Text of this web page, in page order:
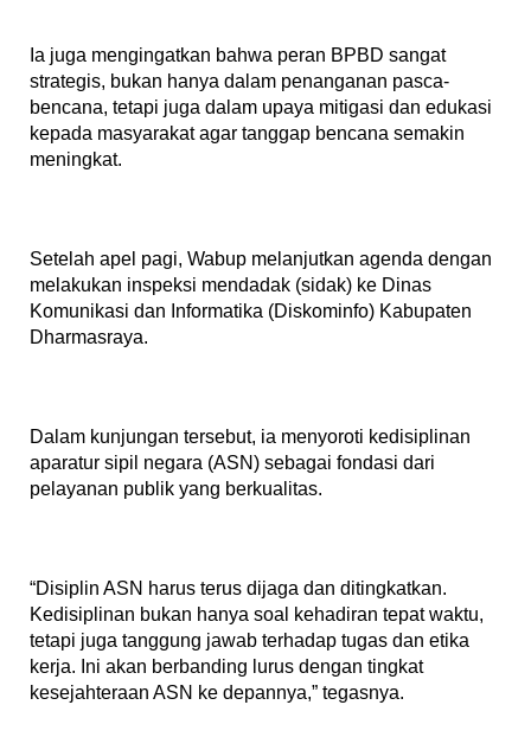
Ia juga mengingatkan bahwa peran BPBD sangat
strategis, bukan hanya dalam penanganan pasca-
bencana, tetapi juga dalam upaya mitigasi dan edukasi
kepada masyarakat agar tanggap bencana semakin
meningkat.
Setelah apel pagi, Wabup melanjutkan agenda dengan
melakukan inspeksi mendadak (sidak) ke Dinas
Komunikasi dan Informatika (Diskominfo) Kabupaten
Dharmasraya.
Dalam kunjungan tersebut, ia menyoroti kedisiplinan
aparatur sipil negara (ASN) sebagai fondasi dari
pelayanan publik yang berkualitas.
“Disiplin ASN harus terus dijaga dan ditingkatkan.
Kedisiplinan bukan hanya soal kehadiran tepat waktu,
tetapi juga tanggung jawab terhadap tugas dan etika
kerja. Ini akan berbanding lurus dengan tingkat
kesejahteraan ASN ke depannya,” tegasnya.